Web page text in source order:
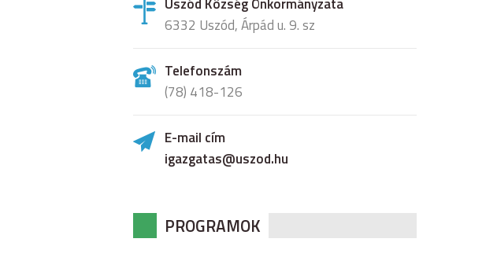
6332 Uszód, Árpád u. 9. sz
Telefonszám
(78) 418-126
E-mail cím
igazgatas@uszod.hu
PROGRAMOK